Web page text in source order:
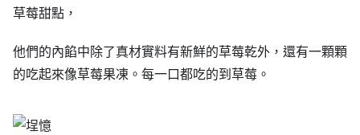
草莓甜點，
他們的內餡中除了真材實料有新鮮的草莓乾外，還有一顆顆
的吃起來像草莓果凍。每一口都吃的到草莓。